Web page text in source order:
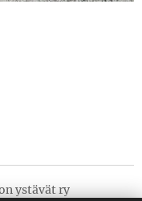
ystävät ry